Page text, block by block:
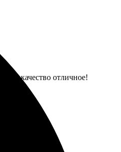
качество отличное!